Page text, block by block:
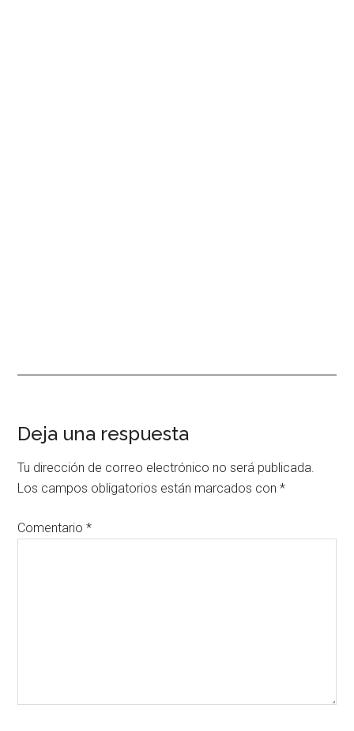
Interacciones
con
los
lectores
Deja una respuesta
Tu dirección de correo electrónico no será publicada.
Los campos obligatorios están marcados con*
Comentario*